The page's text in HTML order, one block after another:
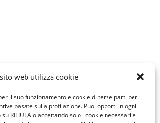
web utilizza cookie
il suo funzionamento e cookie di terze parti per
basate sulla profilazione. Puoi opporti in ogni
RIFIUTA o accettando solo i cookie necessari e